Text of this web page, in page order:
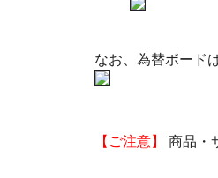
なお、為替ボード
【ご注意】 商品・